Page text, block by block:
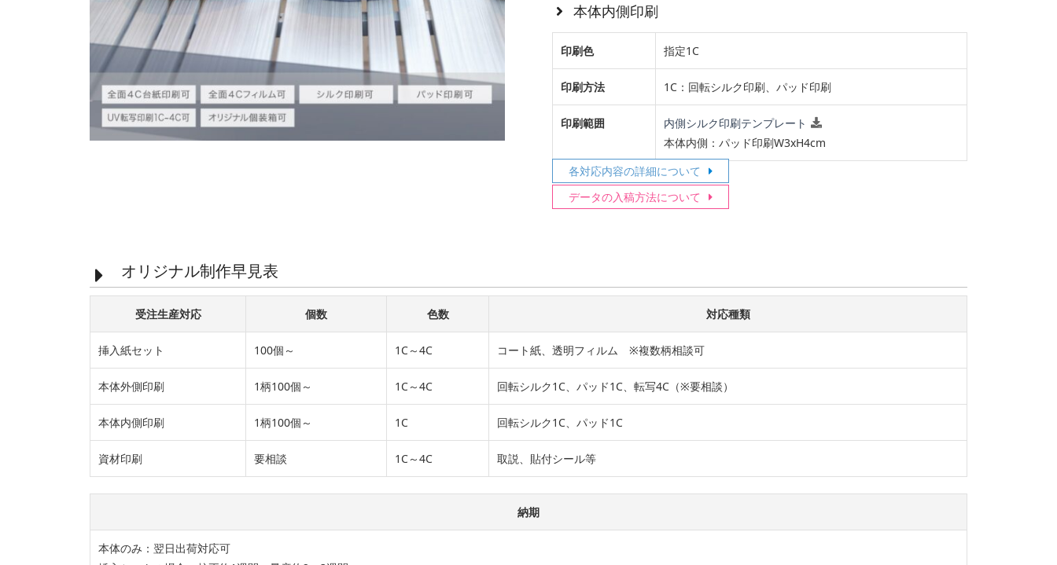
本体内側印刷
印刷色 指定1C
印刷方法 1C：回転シルク印刷、パッド印刷
印刷範囲
内側シルク印刷テンプレート
本体内側：パッド印刷W3xH4cm
各対応内容の詳細について
データの入稿方法について
オリジナル制作早見表
受注生産対応 個数 色数 対応種類
挿入紙セット 100個～ 1C～4C コート紙、透明フィルム ※複数柄相談可
本体外側印刷 1柄100個～ 1C～4C 回転シルク1C、パッド1C、転写4C（※要相談）
本体内側印刷 1柄100個～ 1C 回転シルク1C、パッド1C
資材印刷 要相談 1C～4C 取説、貼付シール等
納期
本体のみ：翌日出荷対応可